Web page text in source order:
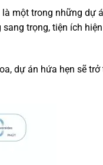
là một trong những dự
trọng, tiện ích
dự án hứa hẹn sẽ